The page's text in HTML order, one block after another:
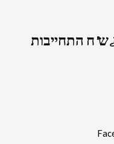
משלוח חינם בקנייה מעל 500 ש"ח התחייבות